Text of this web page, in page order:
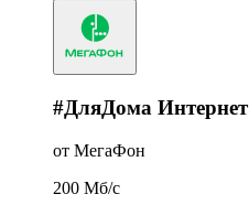
#ДляДома Интернет
от МегаФон
200 Мб/c